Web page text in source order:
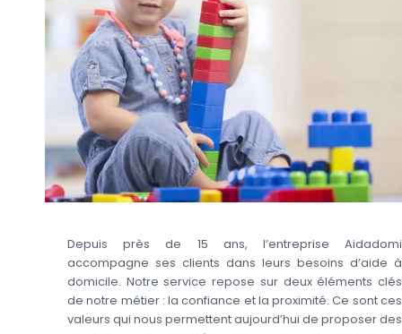
Depuis près de 15 ans, l’entreprise Aidadomi
accompagne ses clients dans leurs besoins d’aide à
domicile. Notre service repose sur deux éléments clés
de notre métier : la confiance et la proximité. Ce sont ces
valeurs qui nous permettent aujourd’hui de proposer des